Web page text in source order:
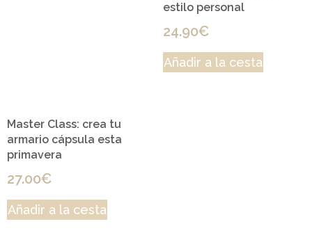
estilo personal
24.90€
Añadir a la cesta
Master Class: crea tu
armario cápsula esta
primavera
27.00€
Añadir a la cesta